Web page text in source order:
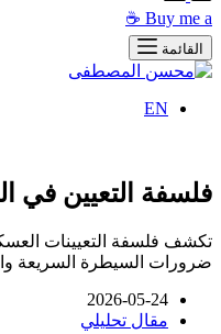
Buy me a ☕
القائمة
EN
فلسفة التعيين في
تكشف فلسفة التعيينات
ضرورات السيطرة السريعة
2026-05-24
مقال تحليلي